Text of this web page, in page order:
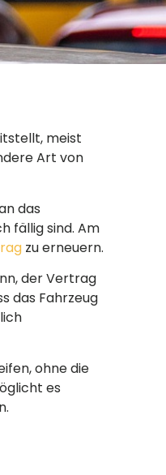
meist
Art von
das
fällig sind. Am
zu erneuern.
der Vertrag
das Fahrzeug
ohne die
es